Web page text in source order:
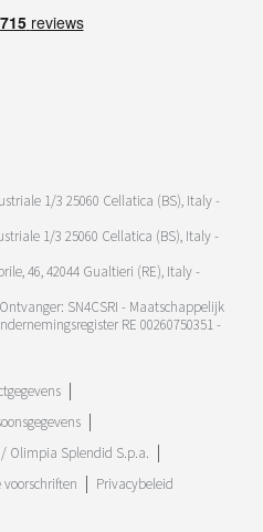
1/3 25060 Cellatica (BS), Italy -
1/3 25060 Cellatica (BS), Italy -
46, 42044 Gualtieri (RE), Italy -
SN4CSRI - Maatschappelijk
RE 00260750351 -
Olimpia Splendid S.p.a.
voorschriften
Privacybeleid